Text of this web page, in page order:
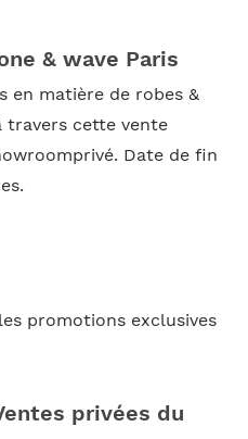
& wave Paris
en matière de robes &
travers cette vente
Date de fin
promotions exclusives
privées du